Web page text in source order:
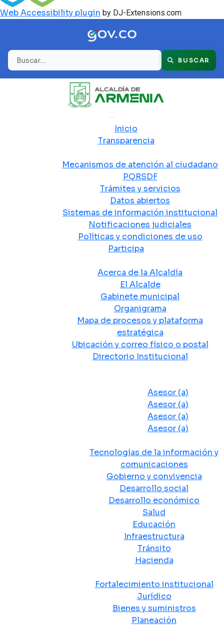
Web Accessibility plugin by DJ-Extensions.com
Buscar BUSCAR
Inicio
Transparencia
Mecanismos de atención al ciudadano
PQRSDF
Trámites y servicios
Datos abiertos
Sistemas de información institucional
Notificaciones judiciales
Políticas y condiciones de uso
Participa
Acerca de la Alcaldía
El Alcalde
Gabinete municipal
Organigrama
Mapa de procesos y plataforma
estratégica
Ubicación y correo físico o postal
Directorio Institucional
Asesor (a)
Asesor (a)
Asesor (a)
Asesor (a)
Tecnologías de la información y
comunicaciones
Gobierno y convivencia
Desarrollo social
Desarrollo económico
Salud
Educación
Infraestructura
Tránsito
Hacienda
Fortalecimiento institucional
Jurídico
Bienes y suministros
Planeación